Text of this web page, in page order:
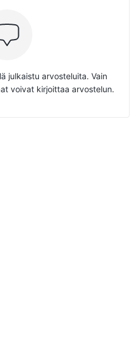
julkaistu arvosteluita. Vain
voivat kirjoittaa arvostelun.